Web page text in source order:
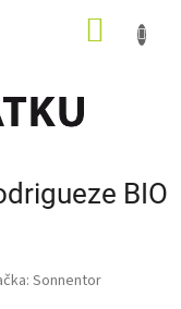
BIO
Sonnentor